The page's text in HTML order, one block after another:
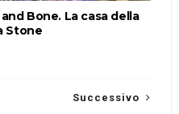
Bone. La casa della
Stone
Successivo